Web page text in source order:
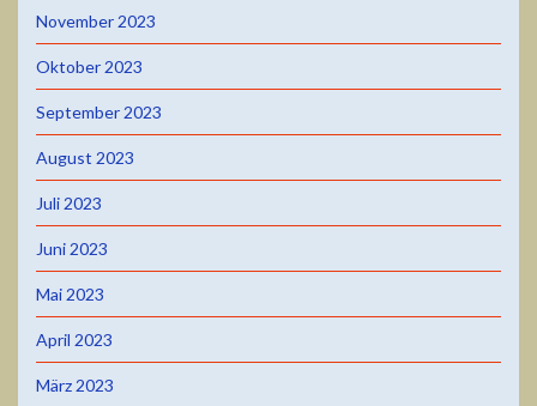
November 2023
Oktober 2023
September 2023
August 2023
Juli 2023
Juni 2023
Mai 2023
April 2023
März 2023